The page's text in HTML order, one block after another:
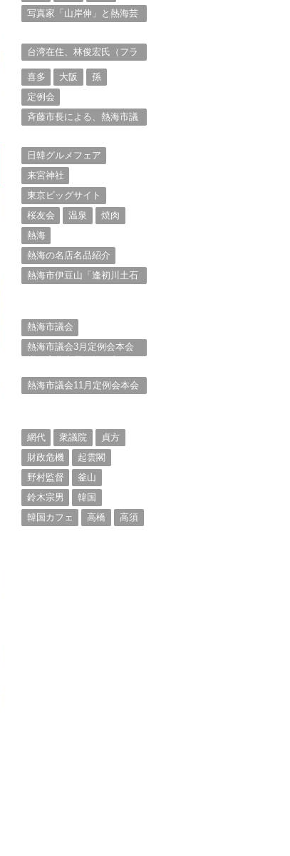
写真家「山岸伸」と熱海芸
台湾在住、林俊宏氏（フラ
喜多
大阪
孫
定例会
斉藤市長による、熱海市議
日韓グルメフェア
来宮神社
東京ビッグサイト
桜友会
温泉
焼肉
熱海
熱海の名店名品紹介
熱海市伊豆山「逢初川土石
熱海市議会
熱海市議会3月定例会本会
熱海市議会11月定例会本会
網代
衆議院
貞方
財政危機
起雲閣
野村監督
釜山
鈴木宗男
韓国
韓国カフェ
高橋 高須